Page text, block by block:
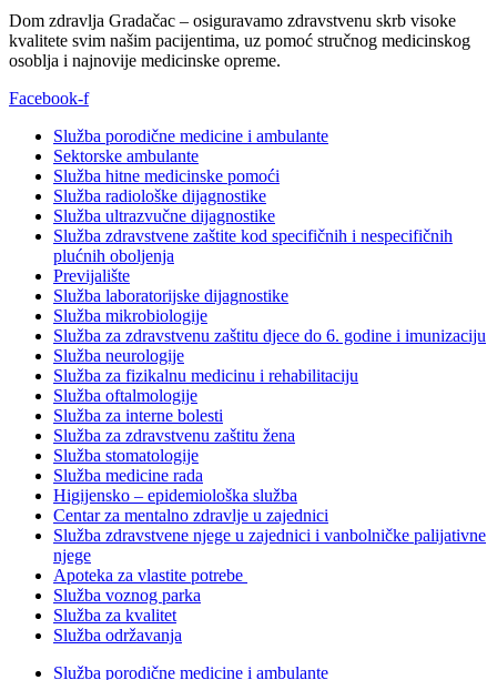
Dom zdravlja Gradačac – osiguravamo zdravstvenu skrb visoke
kvalitete svim našim pacijentima, uz pomoć stručnog medicinskog
osoblja i najnovije medicinske opreme.
Facebook-f
Služba porodične medicine i ambulante
Sektorske ambulante
Služba hitne medicinske pomoći
Služba radiološke dijagnostike
Služba ultrazvučne dijagnostike
Služba zdravstvene zaštite kod specifičnih i nespecifičnih
plućnih oboljenja
Previjalište
Služba laboratorijske dijagnostike
Služba mikrobiologije
Služba za zdravstvenu zaštitu djece do 6. godine i imunizaciju
Služba neurologije
Služba za fizikalnu medicinu i rehabilitaciju
Služba oftalmologije
Služba za interne bolesti
Služba za zdravstvenu zaštitu žena
Služba stomatologije
Služba medicine rada
Higijensko – epidemiološka služba
Centar za mentalno zdravlje u zajednici
Služba zdravstvene njege u zajednici i vanbolničke palijativne
njege
Apoteka za vlastite potrebe
Služba voznog parka
Služba za kvalitet
Služba održavanja
Služba porodične medicine i ambulante